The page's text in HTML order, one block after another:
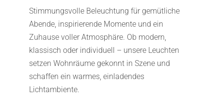
Stimmungsvolle Beleuchtung für gemütliche
Abende, inspirierende Momente und ein
Zuhause voller Atmosphäre. Ob modern,
klassisch oder individuell – unsere Leuchten
setzen Wohnräume gekonnt in Szene und
schaffen ein warmes, einladendes
Lichtambiente.